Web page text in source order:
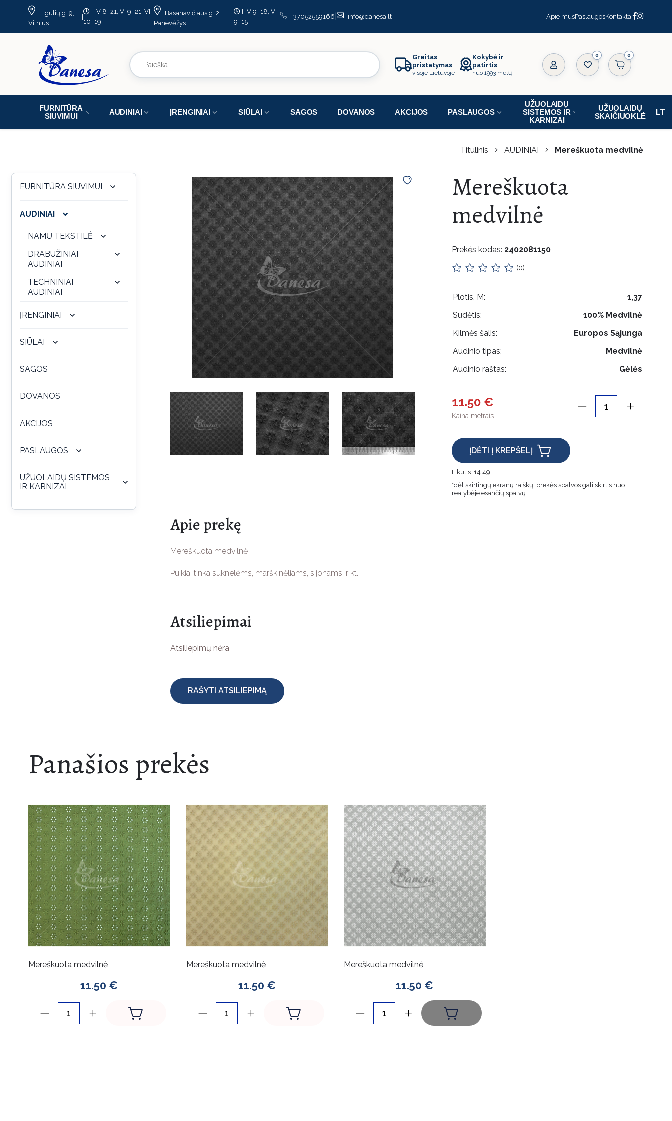
Eigulių g. 9,
Vilnius
I–V 8–21, VI 9–21, VII
10–19
Basanavičiaus g. 2,
Panevėžys
I–V 9–18, VI
9–15
+37052559166 info@danesa.lt Apie musPaslaugosKontaktai
Greitas
pristatymas
visoje Lietuvoje
Kokybė ir
patirtis
nuo 1993 metų
0
FURNITŪRA
SIUVIMUI
AUDINIAI ĮRENGINIAI SIŪLAI SAGOS DOVANOS AKCIJOS PASLAUGOS
UŽUOLAIDŲ
SISTEMOS IR
KARNIZAI
UŽUOLAIDŲ
SKAIČIUOKLĖ
Titulinis AUDINIAI Mereškuota medvilnė
FURNITŪRA SIUVIMUI
AUDINIAI
NAMŲ TEKSTILĖ
DRABUŽINIAI
AUDINIAI
TECHNINIAI
AUDINIAI
ĮRENGINIAI
SIŪLAI
SAGOS
DOVANOS
AKCIJOS
PASLAUGOS
UŽUOLAIDŲ SISTEMOS
IR KARNIZAI
Mereškuota
medvilnė
Prekės kodas: 2402081150
(0)
Plotis, M:
1,37
Sudėtis:
100% Medvilnė
Kilmės šalis:
Europos Sąjunga
Audinio tipas:
Medvilnė
Audinio raštas:
Gėlės
11.50 €
Kaina metrais
ĮDĖTI Į KREPŠELĮ
Likutis: 14.49
*dėl skirtingų ekranų raiškų, prekės spalvos gali skirtis nuo
realybėje esančių spalvų.
Apie prekę
Mereškuota medvilnė
Puikiai tinka suknelėms, marškinėliams, sijonams ir kt.
Atsiliepimai
Atsiliepimų nėra
RAŠYTI ATSILIEPIMĄ
Panašios prekės
Mereškuota medvilnė
11.50 €
Mereškuota medvilnė
11.50 €
Mereškuota medvilnė
11.50 €